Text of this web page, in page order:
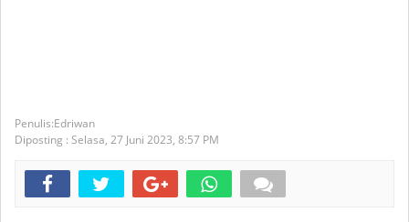
Edriwan
Diposting : Selasa, 27 Juni 2023, 8:57 PM